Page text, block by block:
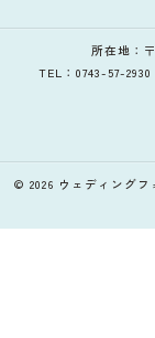
所在地：
TEL：0743-57-
© 2026 ウェディング